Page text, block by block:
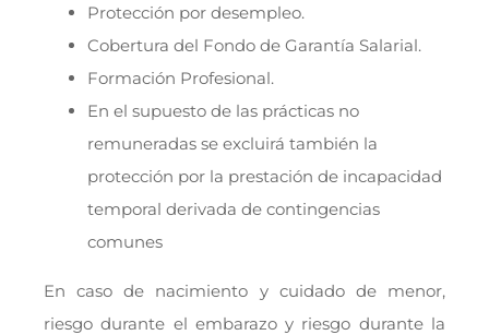
Protección por desempleo.
Cobertura del Fondo de Garantía Salarial.
Formación Profesional.
En el supuesto de las prácticas no
remuneradas se excluirá también la
protección por la prestación de incapacidad
temporal derivada de contingencias
comunes
En caso de nacimiento y cuidado de menor,
riesgo durante el embarazo y riesgo durante la